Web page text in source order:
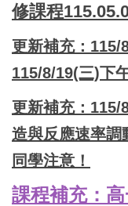
修課程
更新補充：115/
115/8/19(三)下
更新補充：115/
造與反應速率調
同學注意！
課程補充：